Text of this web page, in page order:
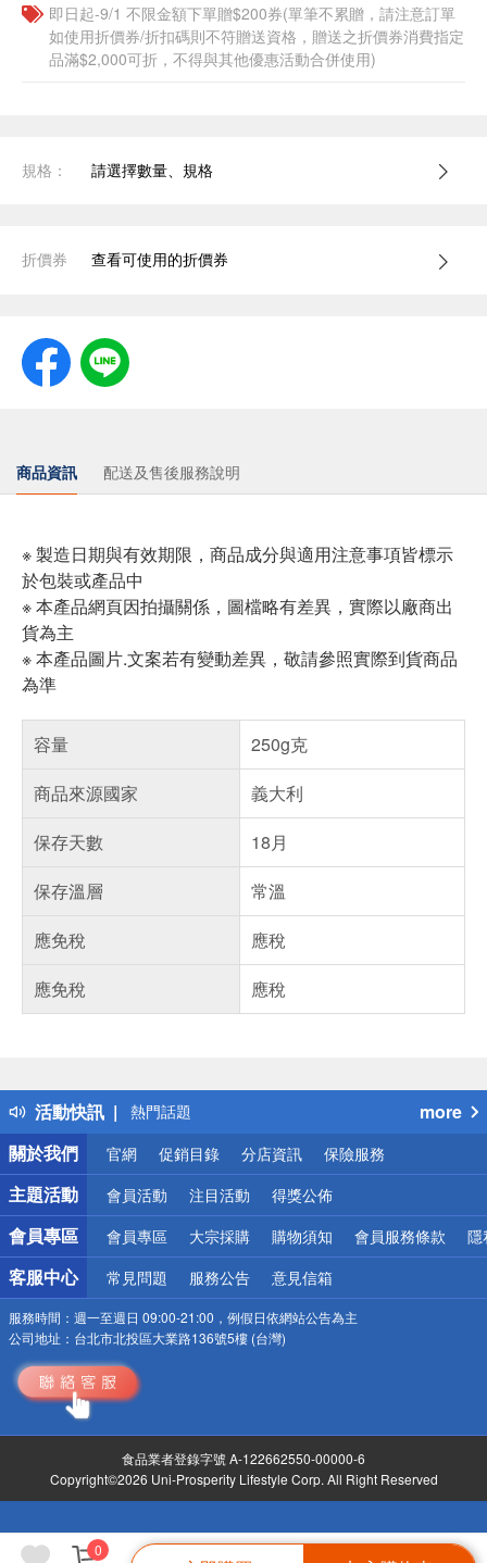
即日起-9/1 不限金額下單贈$200券(單筆不累贈，請注意訂單
如使用折價券/折扣碼則不符贈送資格，贈送之折價券消費指定
品滿$2,000可折，不得與其他優惠活動合併使用)
0
規格： 請選擇數量、規格
折價券 查看可使用的折價券
商品資訊 配送及售後服務說明
※ 製造日期與有效期限，商品成分與適用注意事項皆標示
於包裝或產品中
※ 本產品網頁因拍攝關係，圖檔略有差異，實際以廠商出
貨為主
※ 本產品圖片.文案若有變動差異，敬請參照實際到貨商品
為準
容量
250g克
商品來源國家
義大利
保存天數
18月
保存溫層
常溫
應免稅
應稅
應免稅
應稅
活動快訊
得獎公告
熱門話題
銀行優惠
偏遠地區配送
詐騙網頁！請小心！
more
關於我們
官網 促銷目錄 分店資訊 保險服務
主題活動 會員活動 注目活動 得獎公佈
會員專區 會員專區 大宗採購 購物須知 會員服務條款 隱
客服中心 常見問題 服務公告 意見信箱
服務時間： 週一至週日 09:00-21:00，例假日依網站公告為主
公司地址： 台北市北投區大業路136號5樓 (台灣)
食品業者登錄字號 A-122662550-00000-6
Copyright©2026 Uni-Prosperity Lifestyle Corp. All Right Reserved